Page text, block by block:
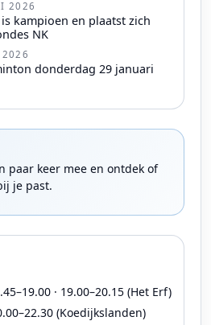
2026
kampioen en plaatst zich
NK
2026
donderdag 29 januari
paar keer mee en ontdek of
je past.
· 19.00–20.15 (Het Erf)
(Koedijkslanden)